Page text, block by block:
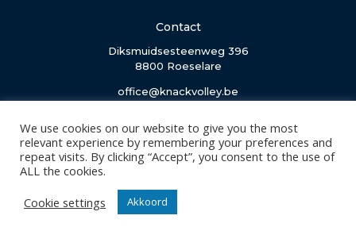
Contact
Diksmuidsesteenweg 396
8800 Roeselare
office@knackvolley.be
Club
Nieuws
Organisatie
Partner worden
We use cookies on our website to give you the most
relevant experience by remembering your preferences and
repeat visits. By clicking “Accept”, you consent to the use of
ALL the cookies.
Cookie settings
Akkoord